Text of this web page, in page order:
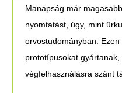
Manapság már
nyomtatást, úgy, mint
orvostudományban.
prototípusokat gyártanak,
végfelhasználásra szánt